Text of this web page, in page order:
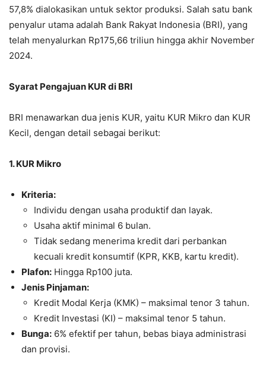
57,8% dialokasikan untuk sektor produksi. Salah satu bank
penyalur utama adalah Bank Rakyat Indonesia (BRI), yang
telah menyalurkan Rp175,66 triliun hingga akhir November
2024.
Syarat Pengajuan KUR di BRI
BRI menawarkan dua jenis KUR, yaitu KUR Mikro dan KUR
Kecil, dengan detail sebagai berikut:
1. KUR Mikro
Kriteria:
Individu dengan usaha produktif dan layak.
Usaha aktif minimal 6 bulan.
Tidak sedang menerima kredit dari perbankan
kecuali kredit konsumtif (KPR, KKB, kartu kredit).
Plafon: Hingga Rp100 juta.
Jenis Pinjaman:
Kredit Modal Kerja (KMK) – maksimal tenor 3 tahun.
Kredit Investasi (KI) – maksimal tenor 5 tahun.
Bunga: 6% efektif per tahun, bebas biaya administrasi
dan provisi.